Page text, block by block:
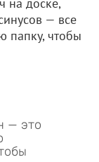
— все
папку, чтобы
— это